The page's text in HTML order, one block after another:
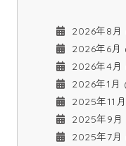
2026年8月
2026年6月
2026年4月
2026年1月
2025年11
2025年9
2025年7月